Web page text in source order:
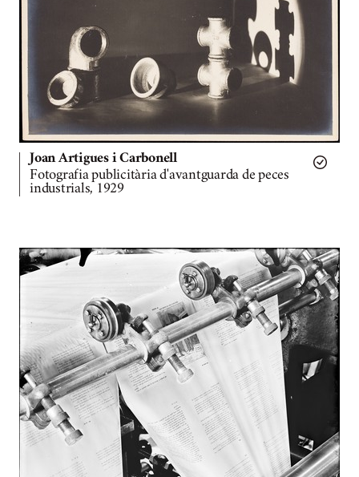
Joan Artigues i Carbonell
Fotografia publicitària d'avantguarda de peces
industrials, 1929